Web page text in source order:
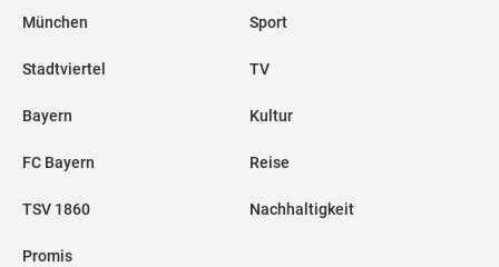
München
Stadtviertel
Bayern
FC Bayern
TSV 1860
Promis
Sport
TV
Kultur
Reise
Nachhaltigkeit